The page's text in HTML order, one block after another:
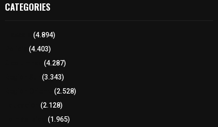
CATEGORIES
(4.894)
(4.403)
(4.287)
(3.343)
(2.528)
(2.128)
(1.965)